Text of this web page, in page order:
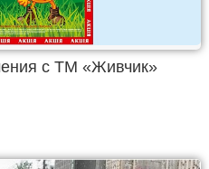
с ТМ «Живчик»